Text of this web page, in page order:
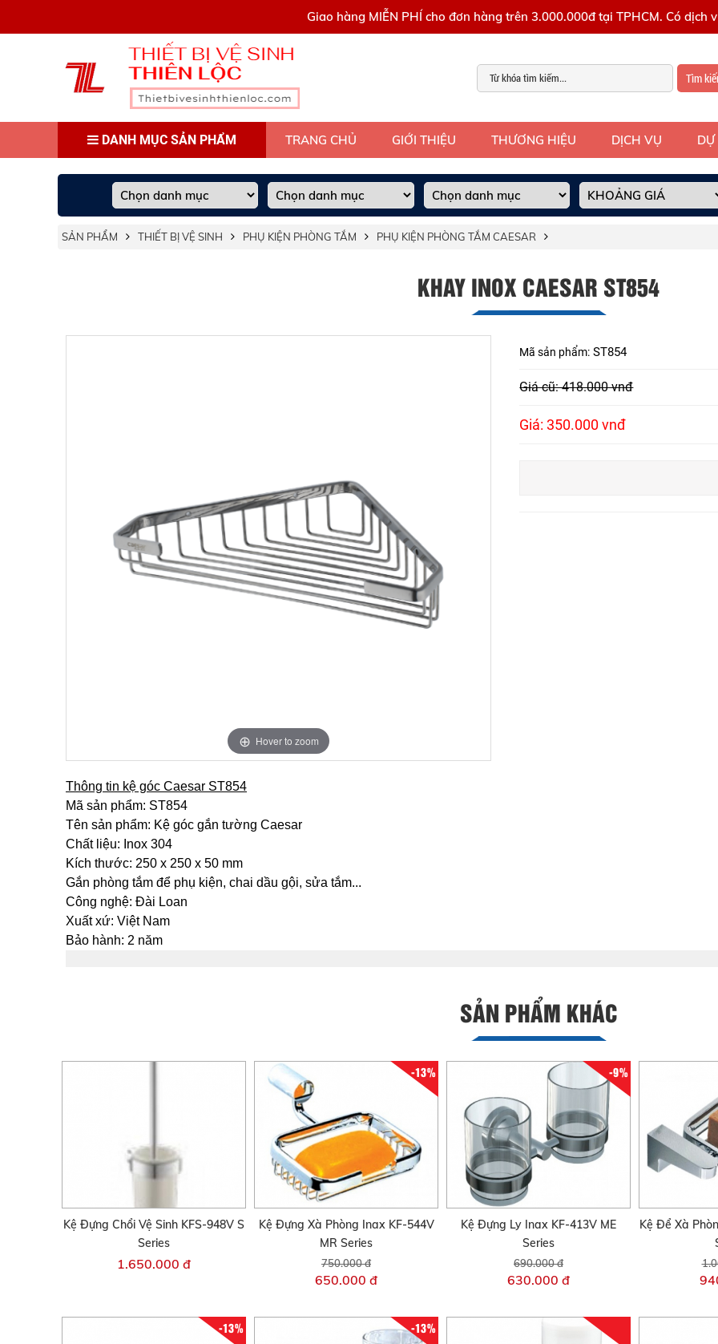
Giao hàng MIỄN PHÍ cho đơn hàng trên 3.000.000đ tại TPHCM. Có dịch
Tìm
DANH MỤC SẢN PHẨM TRANG CHỦ GIỚI THIỆU THƯƠNG HIỆU DỊCH VỤ
SẢN PHẨM THIẾT BỊ VỆ SINH PHỤ KIỆN PHÒNG TẮM PHỤ KIỆN PHÒNG TẮM CAESAR
KHAY INOX CAESAR ST854
Hover to zoom
Mã sản phẩm: ST854
Giá cũ: 418.000 vnđ
Giá: 350.000 vnđ
Thông tin kệ góc Caesar ST854
Mã sản phẩm: ST854
Tên sản phẩm: Kệ góc gắn tường Caesar
Chất liệu: Inox 304
Kích thước: 250 x 250 x 50 mm
Gắn phòng tắm để phụ kiện, chai dầu gội, sửa tắm...
Công nghệ: Đài Loan
Xuất xứ: Việt Nam
Bảo hành: 2 năm
SẢN PHẨM KHÁC
Kệ Đựng Chổi Vệ Sinh KFS-948V S
Series
1.650.000 đ
-13%
Kệ Đựng Xà Phòng Inax KF-544V
MR Series
750.000 đ
650.000 đ
-9%
Kệ Đựng Ly Inax KF-413V ME
Series
690.000 đ
630.000 đ
Kệ Để Xà
-13% -13%